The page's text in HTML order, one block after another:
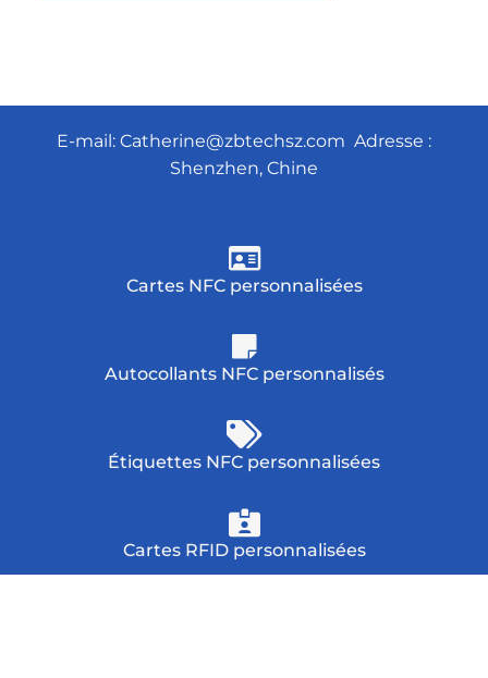
E-mail: Catherine@zbtechsz.com Adresse :
Shenzhen, Chine
Cartes NFC personnalisées
Autocollants NFC personnalisés
Étiquettes NFC personnalisées
Cartes RFID personnalisées